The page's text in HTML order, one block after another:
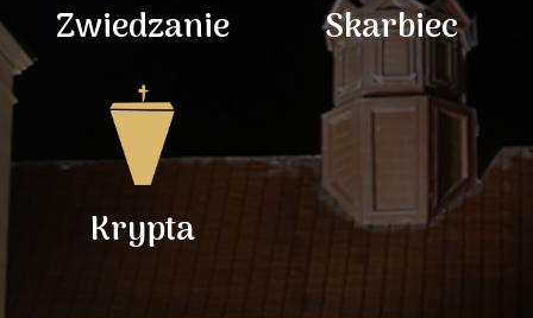
Zwiedzanie Skarbiec
Krypta